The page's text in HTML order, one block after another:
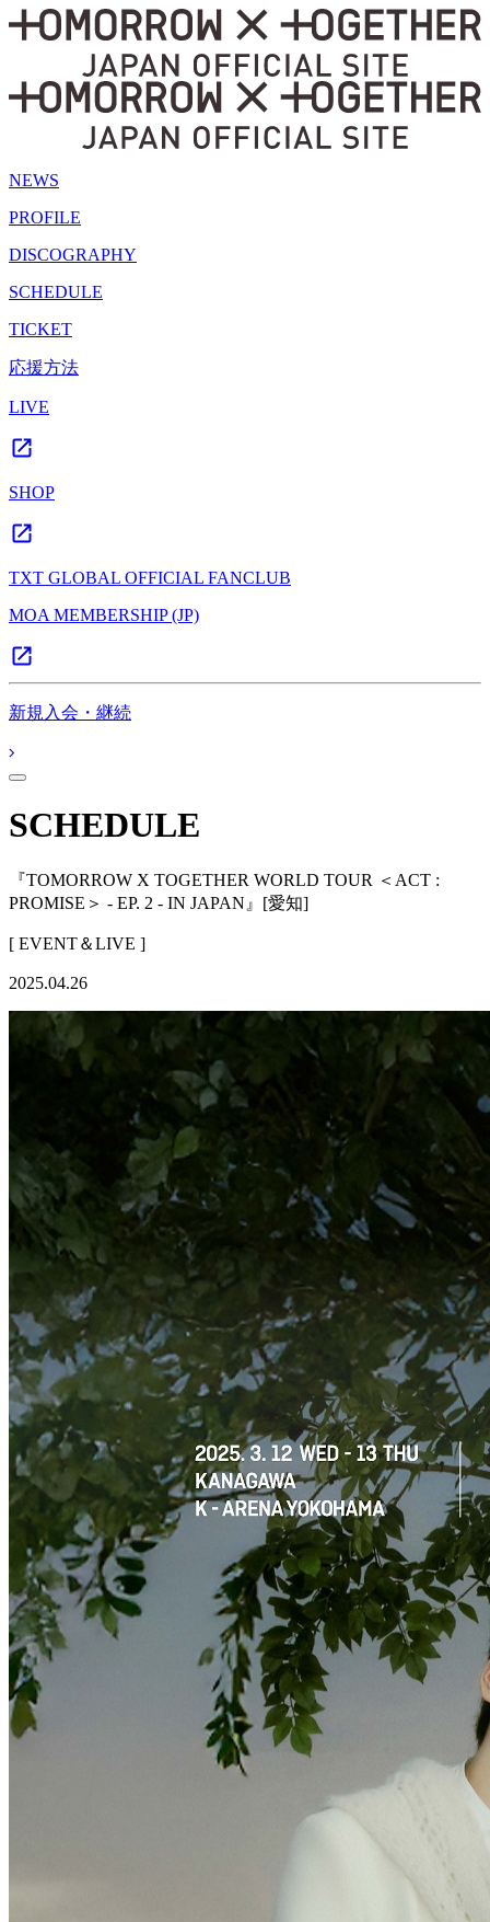
NEWS
PROFILE
DISCOGRAPHY
SCHEDULE
TICKET
応援方法
LIVE
SHOP
TXT GLOBAL OFFICIAL FANCLUB
MOA MEMBERSHIP (JP)
新規入会・継続
SCHEDULE
『TOMORROW X TOGETHER WORLD TOUR ＜ACT :
PROMISE＞ - EP. 2 - IN JAPAN』[愛知]
[ EVENT＆LIVE ]
2025.04.26